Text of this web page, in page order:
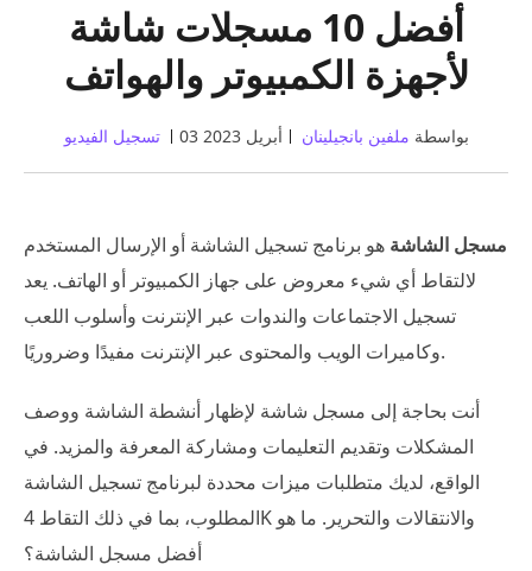
أفضل 10 مسجلات شاشة
لأجهزة الكمبيوتر والهواتف
بواسطة ملفين بانجيلينان 03 أبريل 2023 تسجيل الفيديو
مسجل الشاشة هو برنامج تسجيل الشاشة أو الإرسال المستخدم
لالتقاط أي شيء معروض على جهاز الكمبيوتر أو الهاتف. يعد
تسجيل الاجتماعات والندوات عبر الإنترنت وأسلوب اللعب
وكاميرات الويب والمحتوى عبر الإنترنت مفيدًا وضروريًا.
أنت بحاجة إلى مسجل شاشة لإظهار أنشطة الشاشة ووصف
المشكلات وتقديم التعليمات ومشاركة المعرفة والمزيد. في
الواقع، لديك متطلبات ميزات محددة لبرنامج تسجيل الشاشة
المطلوب، بما في ذلك التقاط 4K والانتقالات والتحرير. ما هو
أفضل مسجل الشاشة؟